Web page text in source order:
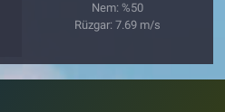
Nem: %50
Rüzgar: 7.69 m/s